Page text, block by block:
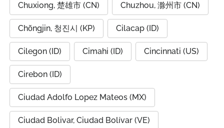
Chuxiong, 楚雄市 (CN) Chuzhou, 滁州市 (CN)
Chŏngjin, 청진시 (KP) Cilacap (ID)
Cilegon (ID) Cimahi (ID) Cincinnati (US)
Cirebon (ID)
Ciudad Adolfo Lopez Mateos (MX)
Ciudad Bolivar, Ciudad Bolívar (VE)